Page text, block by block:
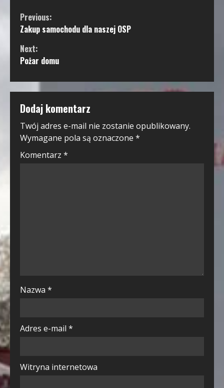
Continue
Reading
Previous:
Zakup samochodu dla naszej OSP
Next:
Pożar domu
Dodaj komentarz
Twój adres e-mail nie zostanie opublikowany.
Wymagane pola są oznaczone *
Komentarz *
Nazwa *
Adres e-mail *
Witryna internetowa